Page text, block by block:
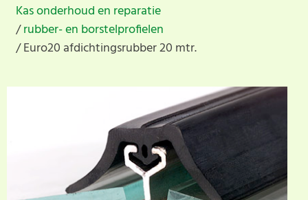
Kas onderhoud en reparatie
rubber- en borstelprofielen
Euro20 afdichtingsrubber 20 mtr.